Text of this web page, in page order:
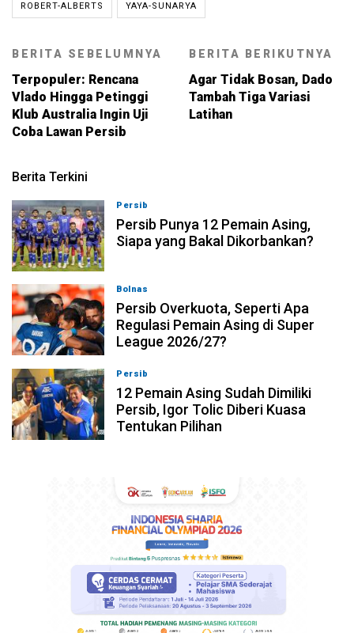
ROBERT-ALBERTS YAYA-SUNARYA
BERITA SEBELUMNYA
Terpopuler: Rencana
Vlado Hingga Petinggi
Klub Australia Ingin Uji
Coba Lawan Persib
BERITA BERIKUTNYA
Agar Tidak Bosan, Dado
Tambah Tiga Variasi
Latihan
Berita Terkini
Persib
Persib Punya 12 Pemain Asing,
Siapa yang Bakal Dikorbankan?
Bolnas
Persib Overkuota, Seperti Apa
Regulasi Pemain Asing di Super
League 2026/27?
Persib
12 Pemain Asing Sudah Dimiliki
Persib, Igor Tolic Diberi Kuasa
Tentukan Pilihan